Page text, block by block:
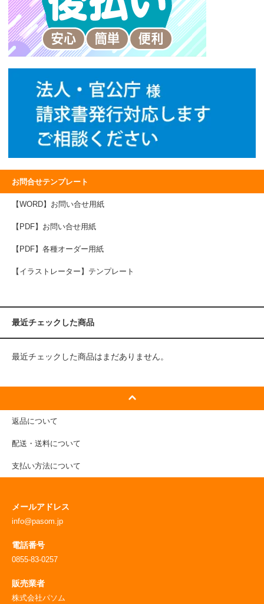
お問合せテンプレート
【WORD】お問い合せ用紙
【PDF】お問い合せ用紙
【PDF】各種オーダー用紙
【イラストレーター】テンプレート
最近チェックした商品
最近チェックした商品はまだありません。
返品について
配送・送料について
支払い方法について
メールアドレス
info@pasom.jp
電話番号
0855-83-0257
販売業者
株式会社パソム